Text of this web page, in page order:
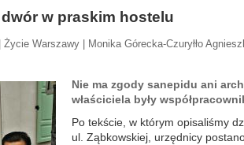
w praskim hostelu
Warszawy | Monika Górecka-Czuryłło
Nie ma zgody sanepidu ani
właściciela były
Po tekście, w którym opisaliśmy
ul. Ząbkowskiej, urzędnicy